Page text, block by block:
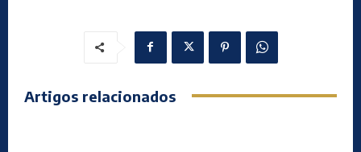
Artigos relacionados